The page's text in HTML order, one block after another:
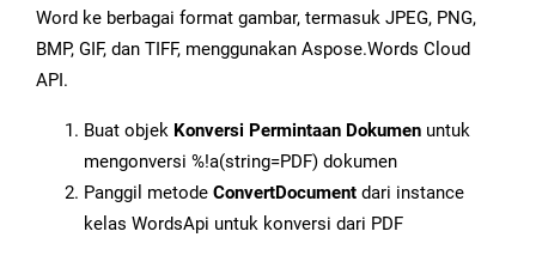
Word ke berbagai format gambar, termasuk JPEG, PNG,
BMP, GIF, dan TIFF, menggunakan Aspose.Words Cloud
API.
Buat objek Konversi Permintaan Dokumen untuk
mengonversi %!a(string=PDF) dokumen
Panggil metode ConvertDocument dari instance
kelas WordsApi untuk konversi dari PDF